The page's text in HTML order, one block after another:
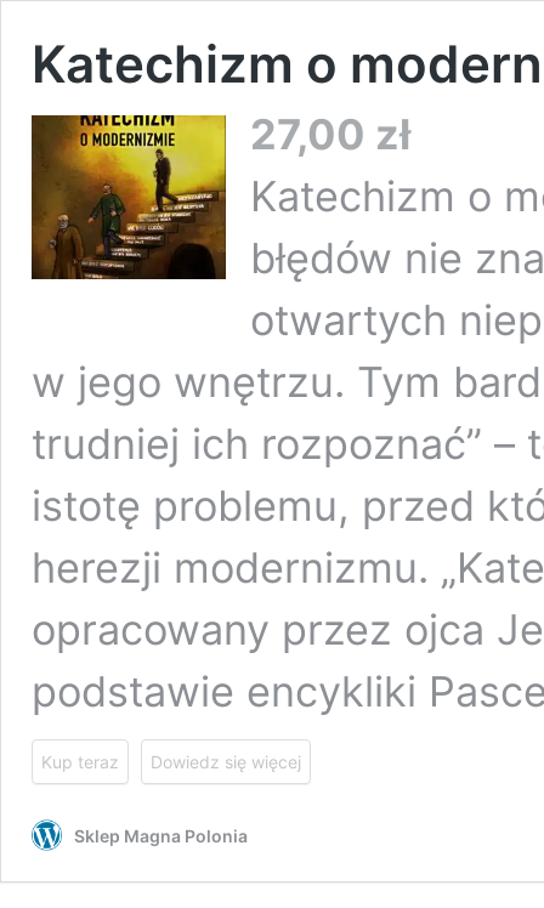
Katechizm o
27,00 zł
Katechizm o
błędów nie
otwartych
w jego wnętrzu. Tym
trudniej ich rozpoznać” –
istotę problemu, przed
herezji modernizmu.
opracowany przez ojca
podstawie encykliki
Kup teraz Dowiedz się więcej
Sklep Magna Polonia